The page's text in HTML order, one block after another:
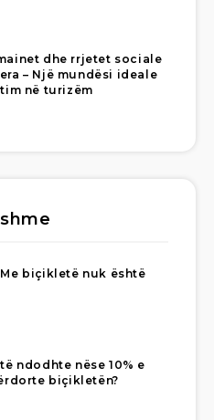
dhe rrjetet sociale
– Një mundësi ideale
në turizëm
biçikletë nuk është
ndodhte nëse 10% e
biçikletën?